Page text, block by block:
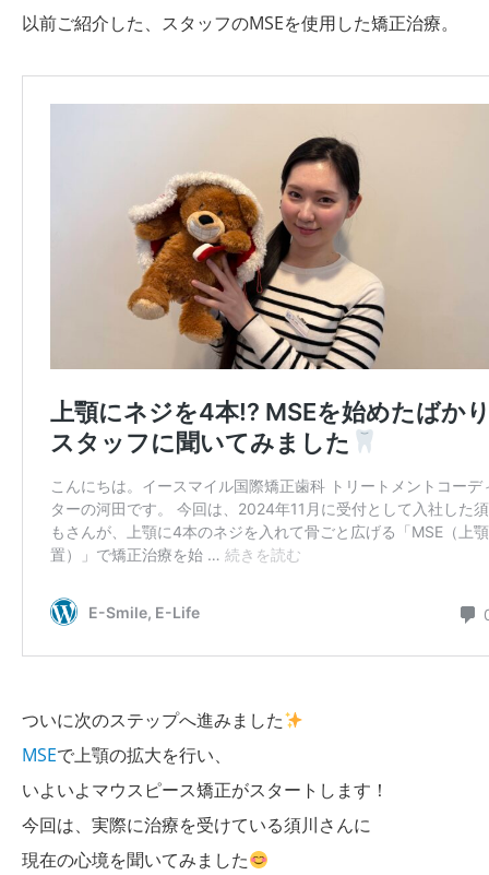
以前ご紹介した、スタッフのMSEを使用した矯正治療。
ついに次のステップへ進みました
MSEで上顎の拡大を行い、
いよいよマウスピース矯正がスタートします！
今回は、実際に治療を受けている須川さんに
現在の心境を聞いてみました